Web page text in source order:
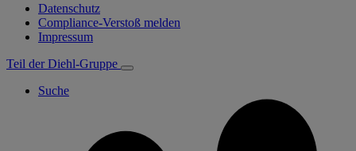
Datenschutz
Compliance-Verstoß melden
Impressum
Teil der Diehl-Gruppe
Suche